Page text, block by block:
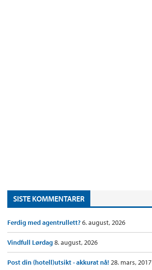
SISTE KOMMENTARER
Ferdig med agentrullett?6. august, 2026
Vindfull Lørdag8. august, 2026
Post din (hotell)utsikt - akkurat nå! 28. mars, 2017